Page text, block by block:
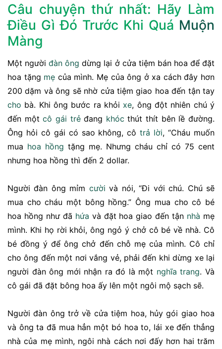
Câu chuyện thứ nhất: Hãy Làm
Điều Gì Đó Trước Khi Quá Muộn
Màng
Một ngườiđàn ông dừng lại ở cửa tiệm bán hoa để đặt
hoa tặng mẹ của mình. Mẹ của ông ở xa cách đây hơn
200 dặm và ông sẽ nhờ cửa tiệm giao hoa đến tận tay
cho bà. Khi ông bước ra khỏi xe, ông đột nhiên chú ý
đến mộtcô gái trẻđang khóc thút thít bên lề đường.
Ông hỏi cô gái có sao không, côtrả lời, “Cháu muốn
mua hoa hồng tặng mẹ. Nhưng cháu chỉ có 75 cent
nhưng hoa hồng thì đến 2 dollar.
Người đàn ông mỉm cười và nói, “Đi với chú. Chú sẽ
mua cho cháu một bông hồng.” Ông mua cho cô bé
hoa hồng như đã hứa và đặt hoa giao đến tận nhà mẹ
mình. Khi họ rời khỏi, ông ngỏ ý chở cô bé về nhà. Cô
bé đồng ý để ông chở đến chỗ mẹ của mình. Cô chỉ
cho ông đến một nơi vắng vẻ, phải đến khi dừng xe lại
người đàn ông mới nhận ra đó là một nghĩa trang. Và
cô gái đã đặt bông hoa ấy lên một ngôi mộ sạch sẽ.
Người đàn ông trở về cửa tiệm hoa, hủy gói giao hoa
và ông ta đã mua hẳn một bó hoa to, lái xe đến thẳng
nhà của mẹ mình, ngôi nhà cách nơi đấy hơn hai trăm